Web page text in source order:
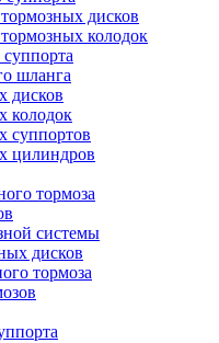
дисков
колодок
шланга
дисков
колодок
суппортов
цилиндров
тормоза
системы
дисков
тормоза